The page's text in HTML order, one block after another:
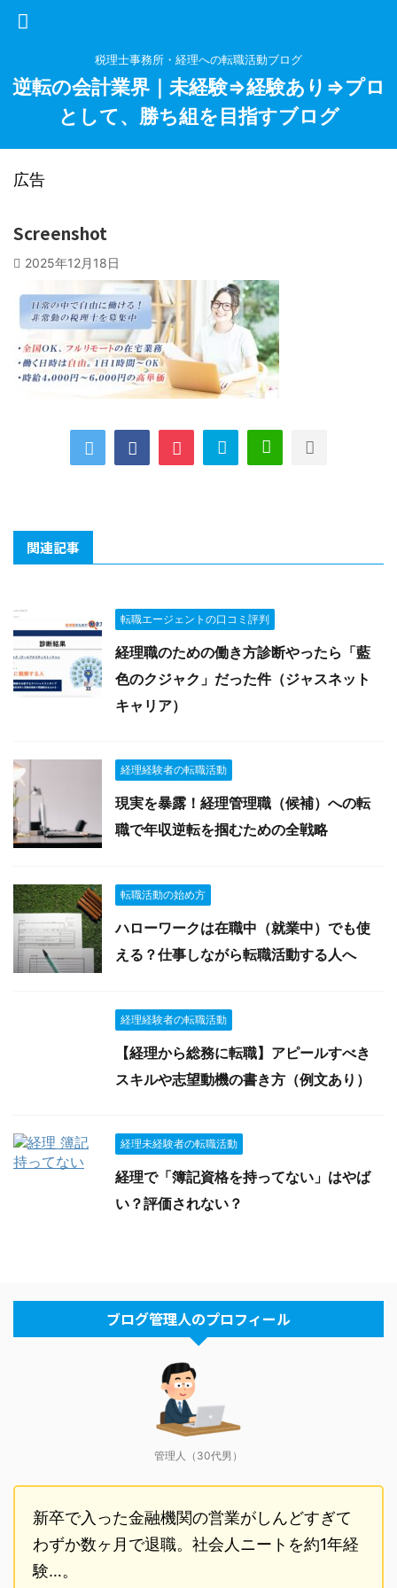
税理士事務所・経理への転職活動ブログ
逆転の会計業界｜未経験⇒経験あり⇒プロ
として、勝ち組を目指すブログ
広告
Screenshot
2025年12月18日
関連記事
転職エージェントの口コミ評判
経理職のための働き方診断やったら「藍
色のクジャク」だった件（ジャスネット
キャリア）
経理経験者の転職活動
現実を暴露！経理管理職（候補）への転
職で年収逆転を掴むための全戦略
転職活動の始め方
ハローワークは在職中（就業中）でも使
える？仕事しながら転職活動する人へ
経理経験者の転職活動
【経理から総務に転職】アピールすべき
スキルや志望動機の書き方（例文あり）
経理未経験者の転職活動
経理で「簿記資格を持ってない」はやば
い？評価されない？
ブログ管理人のプロフィール
管理人（30代男）
新卒で入った金融機関の営業がしんどすぎて
わずか数ヶ月で退職。社会人ニートを約1年経
験…。